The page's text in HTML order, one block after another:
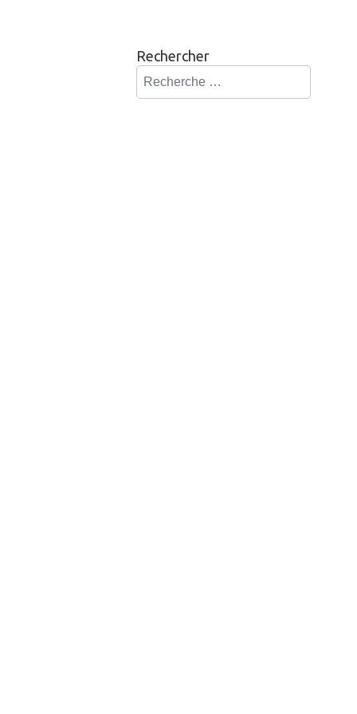
Rechercher